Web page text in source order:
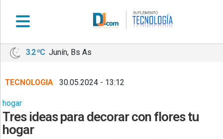
•
•
•
NACIONALES
3.2 ºC Junín, Bs As
TECNOLOGIA 30.05.2024 - 13:12
hogar
Tres ideas para decorar con flores tu
hogar